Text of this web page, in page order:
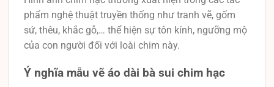
phẩm nghệ thuật truyền thống như tranh vẽ, gốm
sứ, thêu, khắc gỗ,… thể hiện sự tôn kính, ngưỡng mộ
của con người đối với loài chim này.
Ý nghĩa mẫu vẽ áo dài bà sui chim hạc